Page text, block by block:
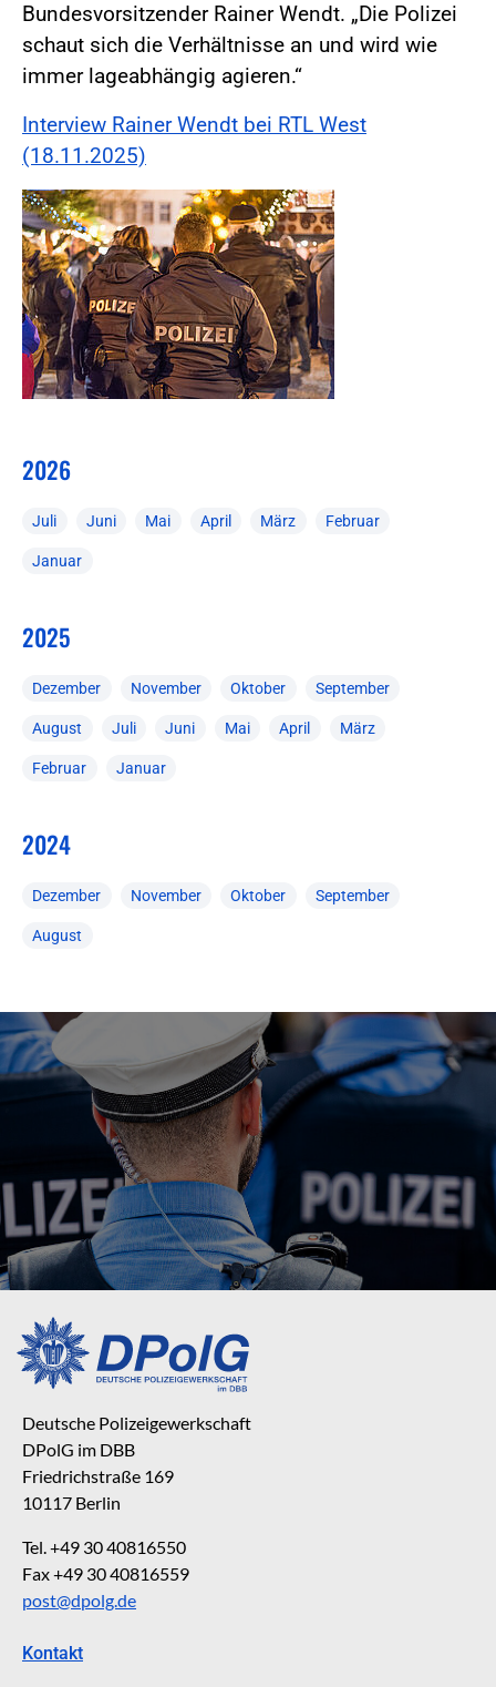
Bundesvorsitzender Rainer Wendt. „Die Polizei
schaut sich die Verhältnisse an und wird wie
immer lageabhängig agieren.“
Interview Rainer Wendt bei RTL West
(18.11.2025)
2026
Juli Juni Mai April März Februar
Januar
2025
Dezember November Oktober September
August Juli Juni Mai April März
Februar Januar
2024
Dezember November Oktober September
August
Deutsche Polizeigewerkschaft
DPolG im DBB
Friedrichstraße 169
10117 Berlin
Tel. +49 30 40816550
Fax +49 30 40816559
post@dpolg.de
Kontakt